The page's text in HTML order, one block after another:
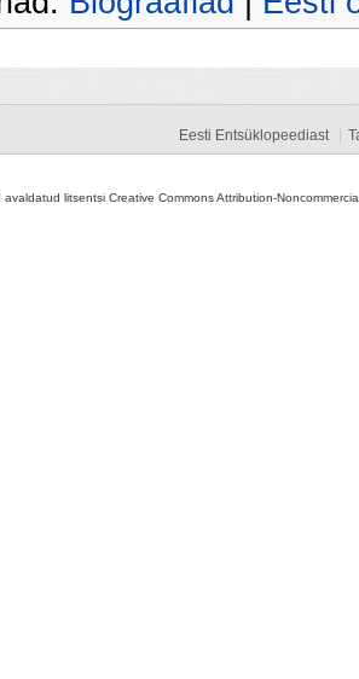
Eesti Entsüklopeediast
avaldatud litsentsi Creative Commons Attribution-